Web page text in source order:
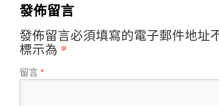
發佈留言
發佈留言必須填寫的電子郵件地址
標示為 *
留言 *